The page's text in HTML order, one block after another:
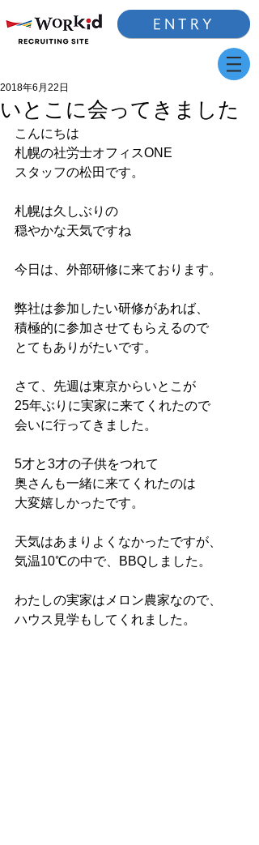
ENTRY
いとこに会ってきました
2018年6月22日
こんにちは
札幌の社労士オフィスONE
スタッフの松田です。
札幌は久しぶりの
穏やかな天気ですね
今日は、外部研修に来ております。
弊社は参加したい研修があれば、
積極的に参加させてもらえるので
とてもありがたいです。
さて、先週は東京からいとこが
25年ぶりに実家に来てくれたので
会いに行ってきました。
5才と3才の子供をつれて
奥さんも一緒に来てくれたのは
大変嬉しかったです。
天気はあまりよくなかったですが、
気温10℃の中で、BBQしました。
わたしの実家はメロン農家なので、
ハウス見学もしてくれました。